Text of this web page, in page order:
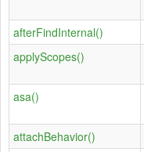
afterFindInternal()
applyScopes()
asa()
attachBehavior()